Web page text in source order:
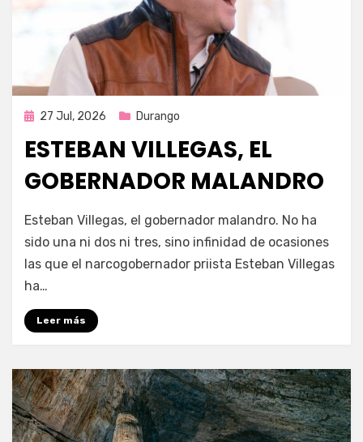
Publicada
27 Jul, 2026 Durango
ESTEBAN VILLEGAS, EL
GOBERNADOR MALANDRO
por Fernando Miranda Servín
Esteban Villegas, el gobernador malandro. No ha
sido una ni dos ni tres, sino infinidad de ocasiones
las que el narcogobernador priista Esteban Villegas
ha…
Leer más